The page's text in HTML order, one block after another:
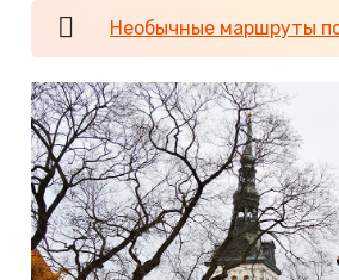
Необычные маршруты